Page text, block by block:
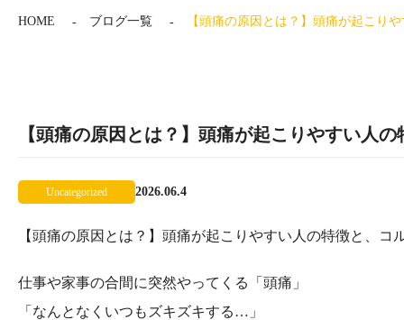
HOME ブログ一覧 【頭痛の原因とは？】頭痛が起こり
【頭痛の原因とは？】頭痛が起こりやすい人
Uncategorized 2026.06.4
【頭痛の原因とは？】頭痛が起こりやすい人の特徴と、コ
仕事や家事の合間に突然やってくる「頭痛」
「なんとなくいつもズキズキする…」